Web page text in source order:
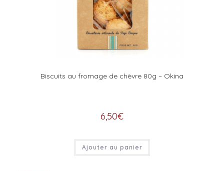
Biscuits au fromage de chèvre 80g – Okina
6,50€
Ajouter au panier